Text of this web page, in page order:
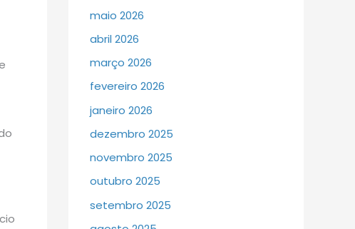
maio 2026
abril 2026
março 2026
fevereiro 2026
janeiro 2026
dezembro 2025
novembro 2025
outubro 2025
setembro 2025